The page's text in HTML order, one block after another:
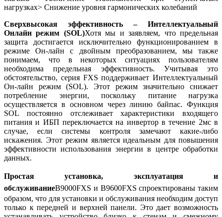
нагрузках> Снижение уровня гармонических колебаний
Сверхвысокая эффективность – Интеллектуальный
Онлайн режим (SOL)Хотя мы и заявляем, что предельная
защита достигается исключительно функционированием в
режиме Он-лайн с двойным преобразованием, мы также
понимаем, что в некоторых ситуациях пользователям
необходима предельная эффективность. Учитывая это
обстоятельство, серия FXS поддерживает Интеллектуальный
Он-лайн режим (SOL). Этот режим значительно снижает
потребление энергии, поскольку питание нагрузка
осуществляется в основном через линию байпас. Функция
SOL постоянно отслеживает характеристики входящего
питания и ИБП переключается на инвертор в течение 2мс в
случае, если системы контроля замечают какие-либо
искажения. Этот режим является идеальным для повышения
эффективности использования энергии в центре обработки
данных.
Простая установка, эксплуатация и
обслуживаниеB9000FXS и B9600FXS спроектированы таким
образом, что для установки и обслуживания необходим доступ
только к передней и верхней панели. Это дает возможность